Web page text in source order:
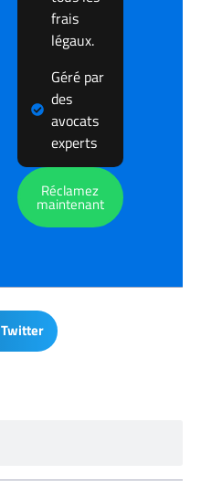
frais
légaux.
Géré par
des
avocats
experts
Réclamez
maintenant
Twitter